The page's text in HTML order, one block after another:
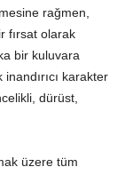
rağmen,
fırsat olarak
bir kuluvara
karakter
dürüst,
üzere tüm